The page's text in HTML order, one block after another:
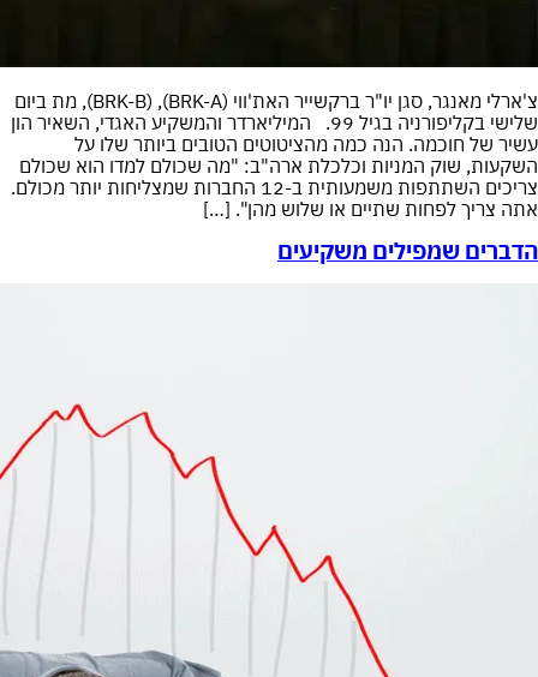
צ'ארלי מאנגר, סגן יו"ר ברקשייר האת'ווי (BRK-A), (BRK-B), מת ביום
שלישי בקליפורניה בגיל 99. המיליארדר והמשקיע האגדי, השאיר הון
עשיר של חוכמה. הנה כמה מהציטוטים הטובים ביותר שלו על
השקעות, שוק המניות וכלכלת ארה"ב: "מה שכולם למדו הוא שכולם
צריכים השתתפות משמעותית ב-12 החברות שמצליחות יותר מכולם.
אתה צריך לפחות שתיים או שלוש מהן". […]
הדברים שמפילים משקיעים